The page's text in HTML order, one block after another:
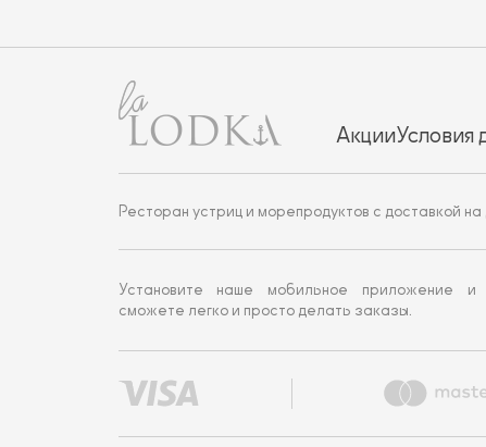
АкцииУсловия
Ресторан устриц и морепродуктов с доставкой
Установите наше мобильное приложение
сможете легко и просто делать заказы.